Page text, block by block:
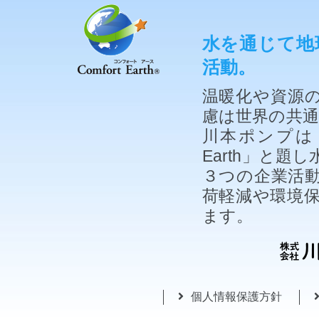
水を通じて
活動。
温暖化や資源
慮は世界の共
川本ポンプ
Earth」と題し
３つの企業活
荷軽減や環境
ます。
個人情報保護方針